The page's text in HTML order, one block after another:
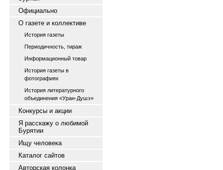
Официально
О газете и коллективе
История газеты
Периодичность, тираж
Информационный товар
История газеты в
фотографиях
История литературного
объединения «Уран-Душэ»
Конкурсы и акции
Я расскажу о любимой
Бурятии
Ищу человека
Каталог сайтов
Авторская колонка